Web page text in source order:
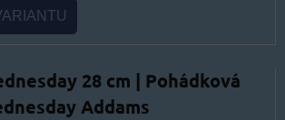
28 cm | Pohádková
Addams